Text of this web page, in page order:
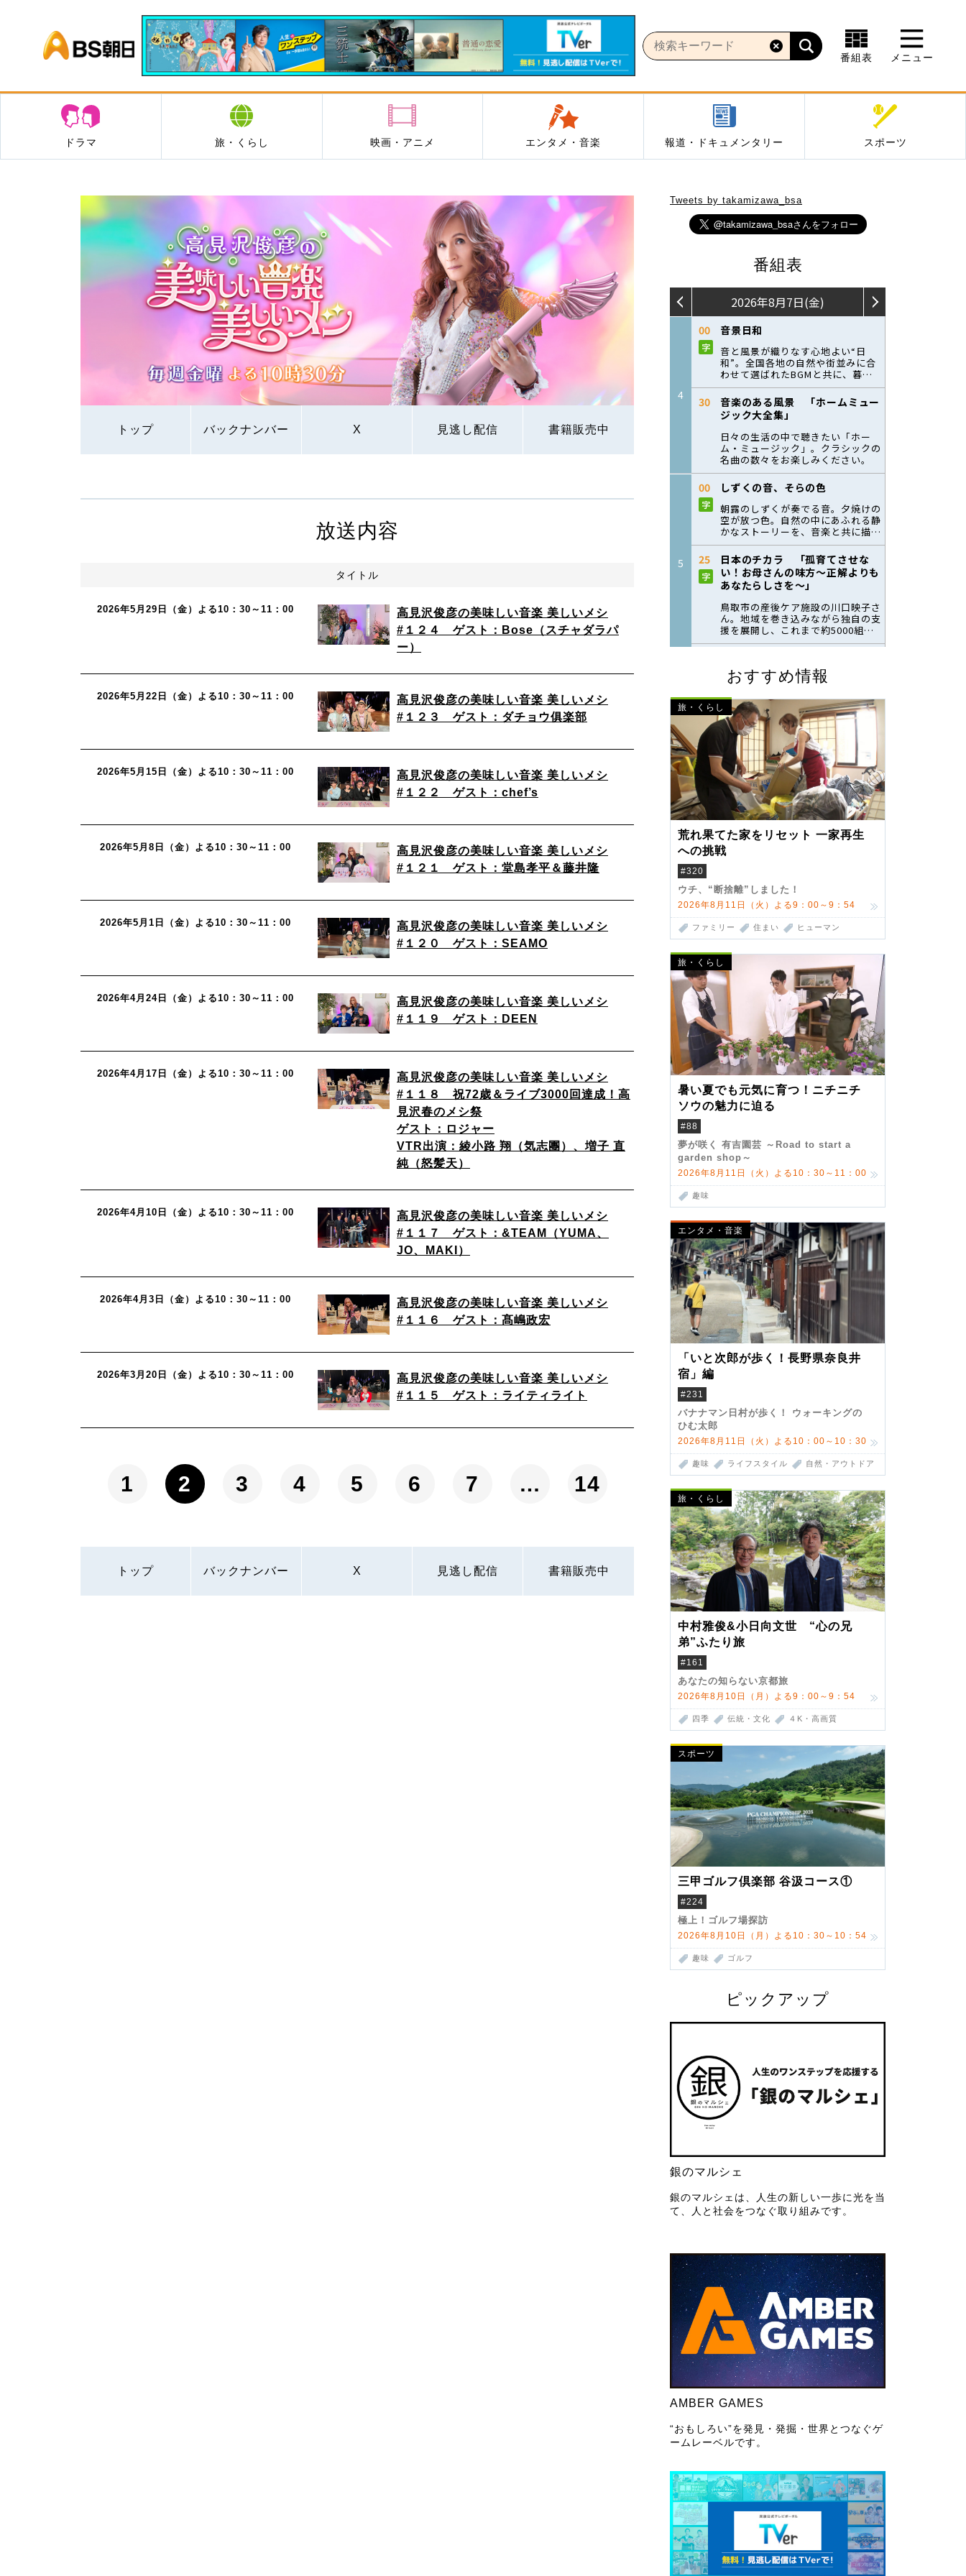
BS朝日
番組表 メニュー
ドラマ 旅・くらし 映画・アニメ エンタメ・音楽 報道・ドキュメンタリー スポーツ
トップ バックナンバー X 見逃し配信 書籍販売中
Tweets by takamizawa_bsa
番組表
おすすめ情報
旅・くらし
荒れ果てた家をリセット 一家再生
への挑戦
#320
ウチ、“断捨離”しました！
2026年8月11日（火）よる9：00～9：54
ファミリー 住まい ヒューマン
旅・くらし
暑い夏でも元気に育つ！ニチニチ
ソウの魅力に迫る
#88
夢が咲く 有吉園芸 ～Road to start a
garden shop～
2026年8月11日（火）よる10：30～11：00
趣味
エンタメ・音楽
「いと次郎が歩く！長野県奈良井
宿」編
#231
バナナマン日村が歩く！ ウォーキングの
ひむ太郎
2026年8月11日（火）よる10：00～10：30
趣味 ライフスタイル 自然・アウトドア
旅・くらし
中村雅俊&小日向文世 “心の兄
弟”ふたり旅
#161
あなたの知らない京都旅
2026年8月10日（月）よる9：00～9：54
四季 伝統・文化 ４K・高画質
スポーツ
三甲ゴルフ倶楽部 谷汲コース①
#224
極上！ゴルフ場探訪
2026年8月10日（月）よる10：30～10：54
趣味 ゴルフ
ピックアップ
銀のマルシェ
銀のマルシェは、人生の新しい一歩に光を当
て、人と社会をつなぐ取り組みです。
AMBER GAMES
“おもしろい”を発見・発掘・世界とつなぐゲ
ームレーベルです。
放送内容
タイトル
2026年5月29日（金）よる10：30～11：00
高見沢俊彦の美味しい音楽 美しいメシ
#１２４ ゲスト：Bose（スチャダラパ
ー）
2026年5月22日（金）よる10：30～11：00
高見沢俊彦の美味しい音楽 美しいメシ
#１２３ ゲスト：ダチョウ俱楽部
2026年5月15日（金）よる10：30～11：00
高見沢俊彦の美味しい音楽 美しいメシ
#１２２ ゲスト：chef’s
2026年5月8日（金）よる10：30～11：00
高見沢俊彦の美味しい音楽 美しいメシ
#１２１ ゲスト：堂島孝平＆藤井隆
2026年5月1日（金）よる10：30～11：00
高見沢俊彦の美味しい音楽 美しいメシ
#１２０ ゲスト：SEAMO
2026年4月24日（金）よる10：30～11：00
高見沢俊彦の美味しい音楽 美しいメシ
#１１９ ゲスト：DEEN
2026年4月17日（金）よる10：30～11：00
高見沢俊彦の美味しい音楽 美しいメシ
#１１８ 祝72歳＆ライブ3000回達成！高
見沢春のメシ祭
ゲスト：ロジャー
VTR出演：綾小路 翔（気志團）、増子 直
純（怒髪天）
2026年4月10日（金）よる10：30～11：00
高見沢俊彦の美味しい音楽 美しいメシ
#１１７ ゲスト：&TEAM（YUMA、
JO、MAKI）
2026年4月3日（金）よる10：30～11：00
高見沢俊彦の美味しい音楽 美しいメシ
#１１６ ゲスト：髙嶋政宏
2026年3月20日（金）よる10：30～11：00
高見沢俊彦の美味しい音楽 美しいメシ
#１１５ ゲスト：ライティライト
1 2 3 4 5 6 7 … 14
トップ バックナンバー X 見逃し配信 書籍販売中